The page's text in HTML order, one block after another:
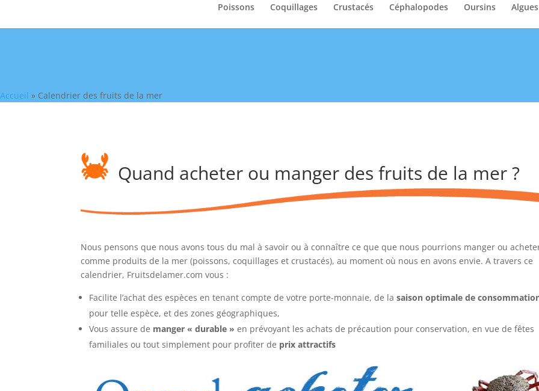
Poissons Coquillages Crustacés Céphalopodes Oursins Algues
Accueil » Calendrier des fruits de la mer
Quand acheter ou manger des fruits de la mer ?
Nous pensons que nous avons tous du mal à savoir ou à connaître ce que que nous pourrions manger ou
comme produits de la mer (poissons, coquillages et crustacés), au moment où nous en avons envie. A travers ce
calendrier, Fruitsdelamer.com vous :
Facilite l’achat des espèces en tenant compte de votre porte-monnaie, de lasaison optimale de
pour telle espèce, et des zones géographiques,
Vous assure de manger « durable » en prévoyant les achats de précaution pour conservation, en vue de fêtes
familiales ou tout simplement pour profiter de prix attractifs